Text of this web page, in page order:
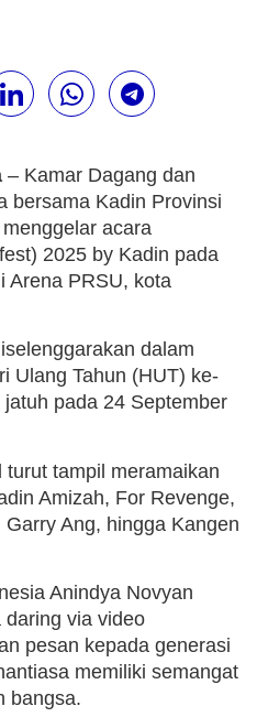
– Kamar Dagang dan
bersama Kadin Provinsi
acara
2025 by Kadin pada
Arena PRSU, kota
dalam
Ulang Tahun (HUT) ke-
pada 24 September
tampil meramaikan
Amizah, For Revenge,
Ang, hingga Kangen
Anindya Novyan
daring via video
pesan kepada generasi
memiliki semangat
bangsa.